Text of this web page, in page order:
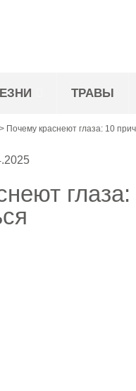
ТРАВЫ
> Почему краснеют глаза: 10